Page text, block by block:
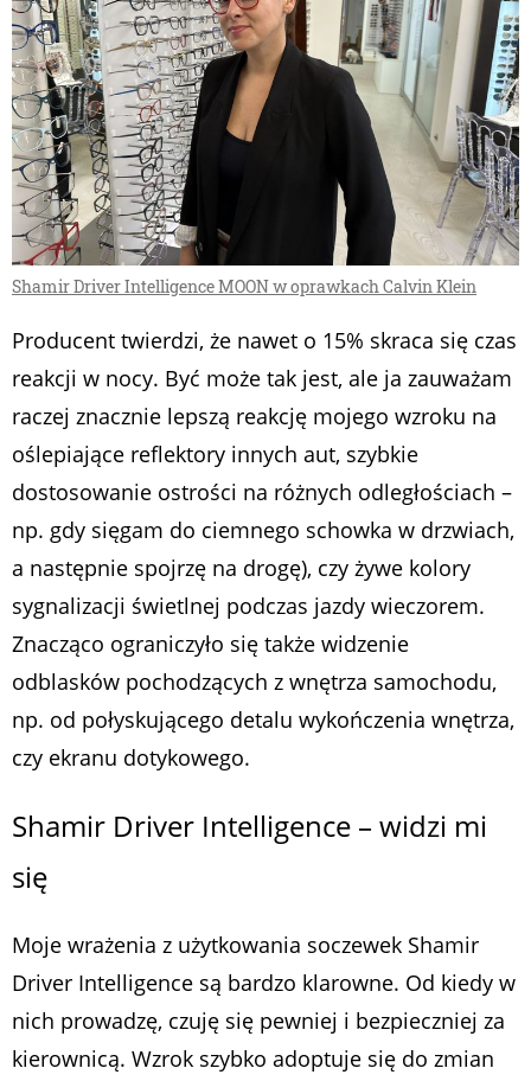
Shamir Driver Intelligence MOON w oprawkach Calvin Klein
Producent twierdzi, że nawet o 15% skraca się czas
reakcji w nocy. Być może tak jest, ale ja zauważam
raczej znacznie lepszą reakcję mojego wzroku na
oślepiające reflektory innych aut, szybkie
dostosowanie ostrości na różnych odległościach –
np. gdy sięgam do ciemnego schowka w drzwiach,
a następnie spojrzę na drogę), czy żywe kolory
sygnalizacji świetlnej podczas jazdy wieczorem.
Znacząco ograniczyło się także widzenie
odblasków pochodzących z wnętrza samochodu,
np. od połyskującego detalu wykończenia wnętrza,
czy ekranu dotykowego.
Shamir Driver Intelligence – widzi mi
się
Moje wrażenia z użytkowania soczewek Shamir
Driver Intelligence są bardzo klarowne. Od kiedy w
nich prowadzę, czuję się pewniej i bezpieczniej za
kierownicą. Wzrok szybko adoptuje się do zmian